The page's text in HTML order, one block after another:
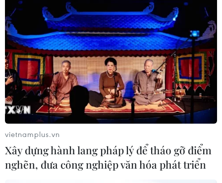
vietnamplus.vn
Xây dựng hành lang pháp lý để tháo gỡ điểm
nghẽn, đưa công nghiệp văn hóa phát triển